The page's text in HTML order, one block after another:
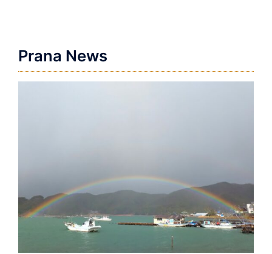
ョ
ン
Prana News